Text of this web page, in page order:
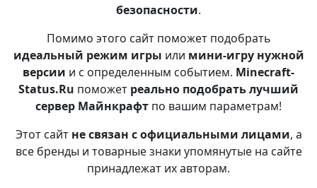
безопасности.
Помимо этого сайт поможет подобрать
идеальный режим игры или мини-игру нужной
версии и с определенным событием. Minecraft-
Status.Ru поможет реально подобрать лучший
сервер Майнкрафт по вашим параметрам!
Этот сайт не связан с официальными лицами, а
все бренды и товарные знаки упомянутые на сайте
принадлежат их авторам.